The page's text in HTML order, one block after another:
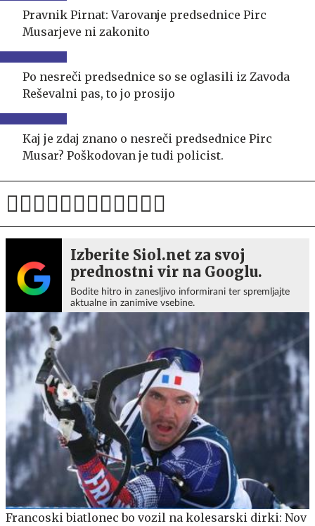
Pravnik Pirnat: Varovanje predsednice Pirc
Musarjeve ni zakonito
Po nesreči predsednice so se oglasili iz Zavoda
Reševalni pas, to jo prosijo
Kaj je zdaj znano o nesreči predsednice Pirc
Musar? Poškodovan je tudi policist.
Izberite Siol.net za svoj
prednostni vir na Googlu.
Bodite hitro in zanesljivo informirani ter spremljajte
aktualne in zanimive vsebine.
Francoski biatlonec bo vozil na kolesarski dirki: Nov